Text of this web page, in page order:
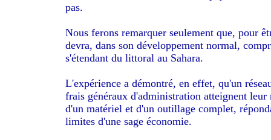
pas.
Nous ferons remarquer seulement que, pour
devra, dans son développement normal,
s'étendant du littoral au Sahara.
L'expérience a démontré, en effet, qu'un
frais généraux d'administration atteignent
d'un matériel et d'un outillage complet,
limites d'une sage économie.